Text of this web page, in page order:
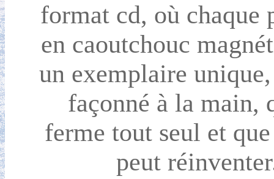
format cd, où chaque
en caoutchouc
un exemplaire
façonné à la main,
ferme tout seul et
peut